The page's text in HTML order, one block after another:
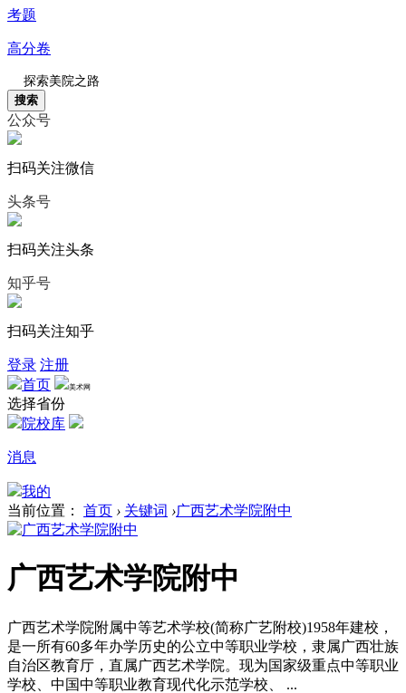
考题
高分卷
搜索
公众号
扫码关注微信
头条号
扫码关注头条
知乎号
扫码关注知乎
登录 注册
首页
美术网
选择省份
院校库
消息
我的
当前位置：
首页 › 关键词 ›广西艺术学院附中
广西艺术学院附中
广西艺术学院附属中等艺术学校(简称广艺附校)1958年建校，
是一所有60多年办学历史的公立中等职业学校，隶属广西壮族
自治区教育厅，直属广西艺术学院。现为国家级重点中等职业
学校、中国中等职业教育现代化示范学校、 ...